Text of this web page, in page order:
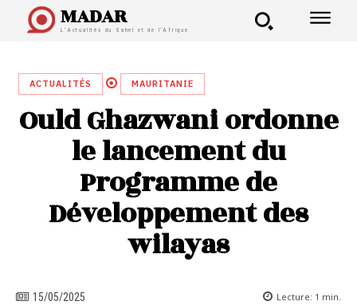
MADAR
L'Actualités du Sahel et de l'Afrique
ACTUALITÉS MAURITANIE
Ould Ghazwani ordonne
le lancement du
Programme de
Développement des
wilayas
15/05/2025 Lecture: 1 min.